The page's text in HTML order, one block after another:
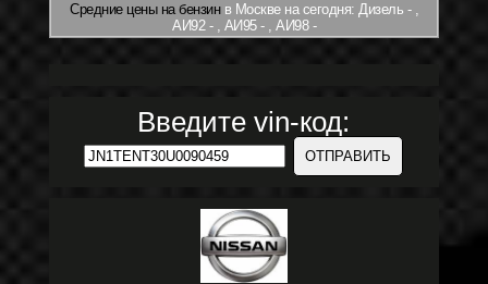
Средние цены на бензинв Москве на сегодня: Дизель - ,
АИ92 - , АИ95 - , АИ98 -
Введите vin-код: